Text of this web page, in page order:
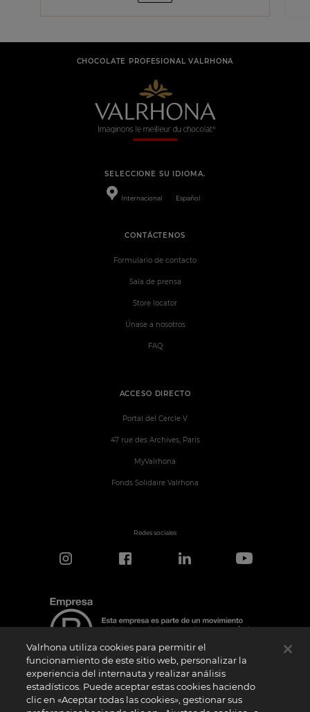
CHOCOLATE PROFESIONAL VALRHONA
SELECCIONE SU IDIOMA.
Internacional Español
ACCESO DIRECTO
Portal del Cercle V
47 rue des Archives, Paris
MyValrhona
Fonds Solidaire Valrhona
CONTÁCTENOS
Formulario de contacto
Sala de prensa
Store locator
Únase a nosotros
FAQ
Redes sociales
Aviso de certificación
El logotipo “Certified B Corporation” lo concede B Lab, una organización privada sin
Valrhona utiliza cookies para permitir el
funcionamiento de este sitio web, personalizar la
experiencia del internauta y realizar análisis
estadísticos. Puede aceptar estas cookies haciendo
clic en «Aceptar todas las cookies», gestionar sus